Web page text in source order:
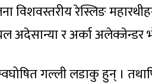
विशवस्तरीय रेस्लिङ
अदेसान्या र अर्का अलेक्जेन्डर
गल्ली लडाकु हुन् ।